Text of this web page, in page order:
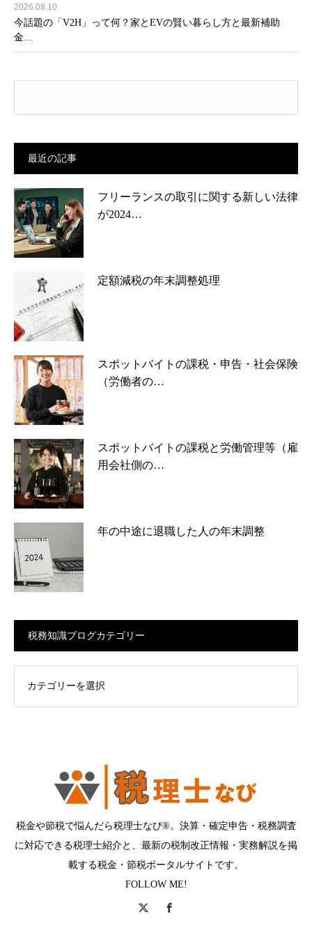
2026.08.10
今話題の「V2H」って何？家とEVの賢い暮らし方と最新補助
金…
最近の記事
フリーランスの取引に関する新しい法律
が2024…
定額減税の年末調整処理
スポットバイトの課税・申告・社会保険
（労働者の…
スポットバイトの課税と労働管理等（雇
用会社側の…
年の中途に退職した人の年末調整
税務知識ブログカテゴリー
税金や節税で悩んだら税理士なび®。決算・確定申告・税務調査
に対応できる税理士紹介と、最新の税制改正情報・実務解説を掲
載する税金・節税ポータルサイトです。
FOLLOW ME!